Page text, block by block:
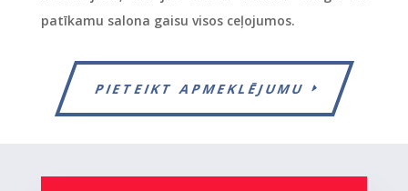
patīkamu salona gaisu visos ceļojumos.
PIETEIKT APMEKLĒJUMU